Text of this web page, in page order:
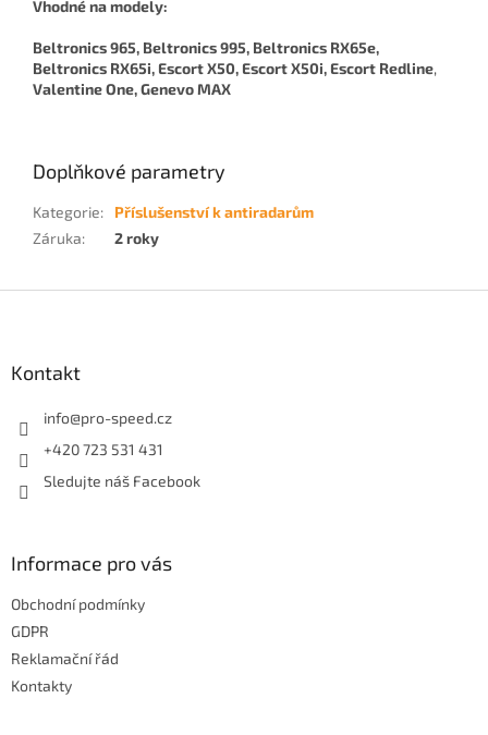
Vhodné na modely:
Beltronics 965, Beltronics 995, Beltronics RX65e,
Beltronics RX65i, Escort X50, Escort X50i, Escort Redline,
Valentine One, Genevo MAX
Doplňkové parametry
Kategorie:
Příslušenství k antiradarům
Záruka: 2 roky
Kontakt
info@pro-speed.cz
+420 723 531 431
Sledujte náš Facebook
Informace pro vás
Obchodní podmínky
GDPR
Reklamační řád
Kontakty